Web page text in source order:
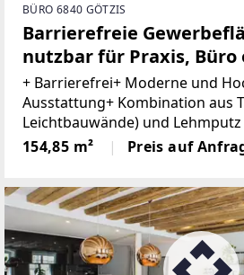
BÜRO 6840 GÖTZIS
Barrierefreie
nutzbar für Praxis, Büro
Dienstleistungsbetriebe
+ Barrierefrei+ Moderne und
Ausstattung+ Kombination aus
Leichtbauwände) und
für ein angenehmes Raumklima
Feuchtigkeitsregulierung)+
154,85 m² Preis auf